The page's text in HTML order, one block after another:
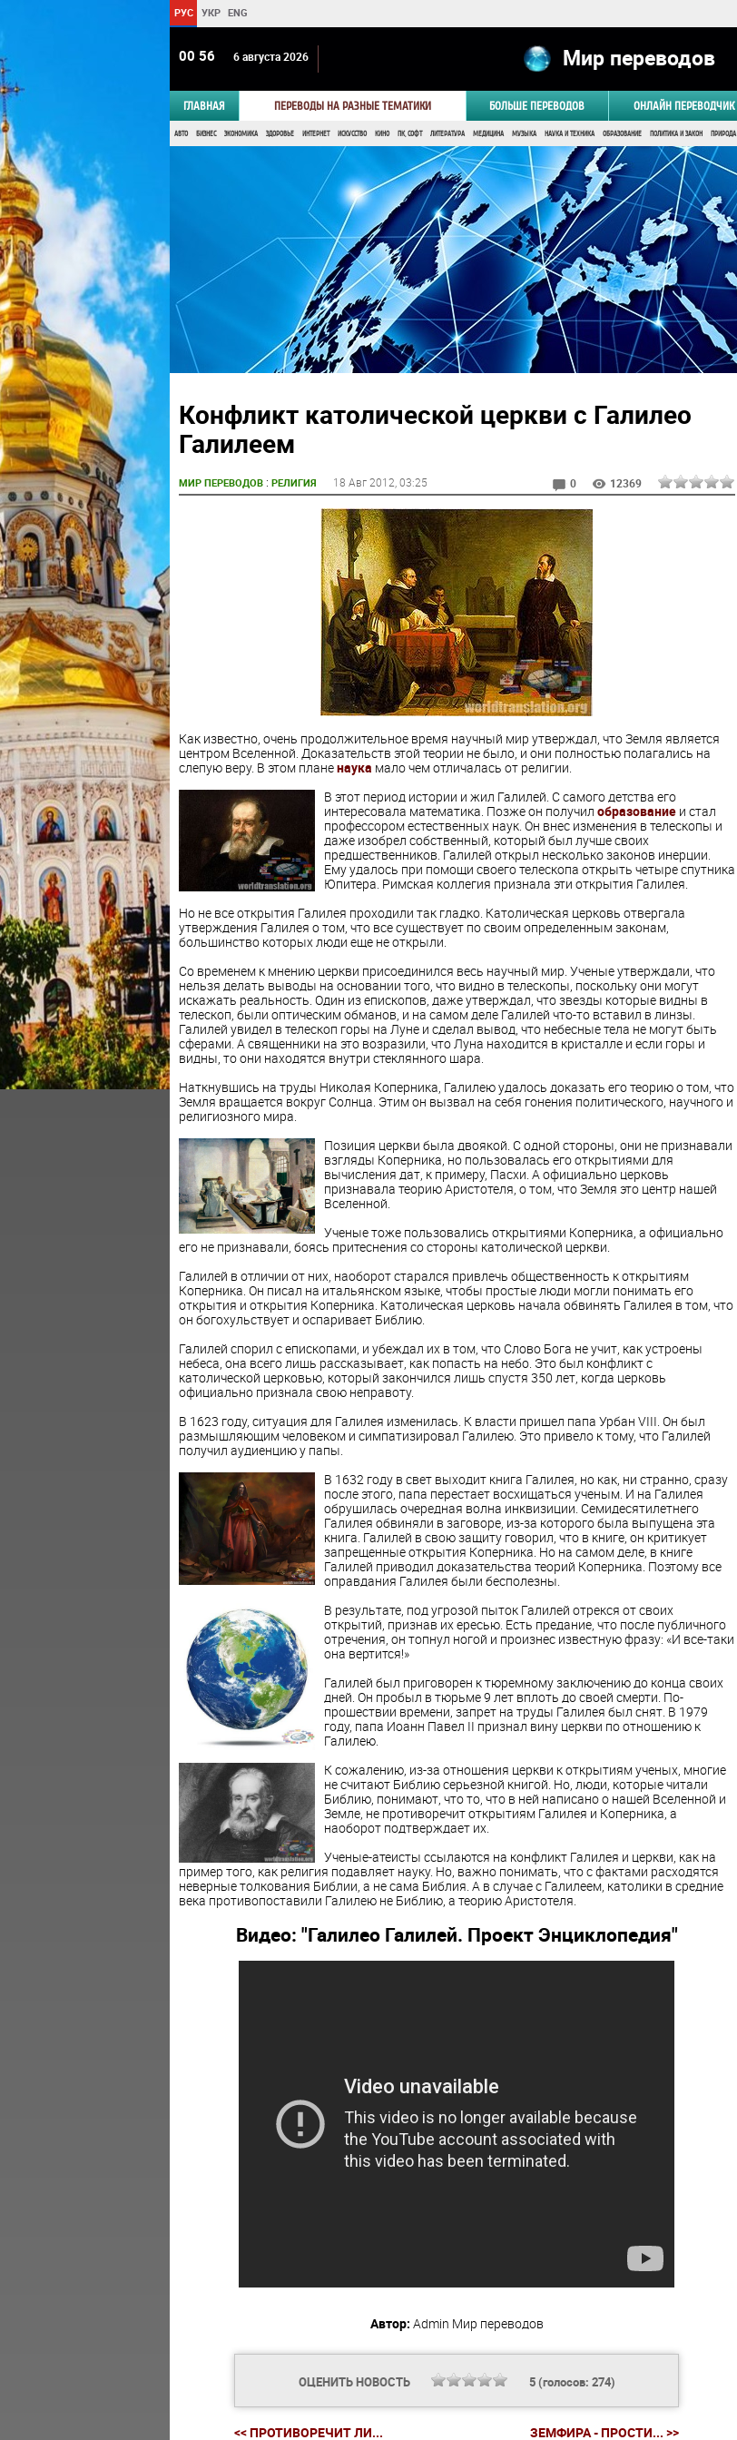
РУС УКР ENG
00:56 6 августа 2026 Мир переводов
ГЛАВНАЯ ПЕРЕВОДЫ НА РАЗНЫЕ ТЕМАТИКИ БОЛЬШЕ ПЕРЕВОДОВ ОНЛАЙН ПЕРЕВОДЧИК
АВТО БИЗНЕС ЭКОНОМИКА ЗДОРОВЬЕ ИНТЕРНЕТ ИСКУССТВО КИНО ПК, СОФТ ЛИТЕРАТУРА МЕДИЦИНА МУЗЫКА НАУКА И ТЕХНИКА ОБРАЗОВАНИЕ ПОЛИТИКА И ЗАКОН ПРИРОДА
Конфликт католической церкви с Галилео
Галилеем
МИР ПЕРЕВОДОВ: РЕЛИГИЯ 18 Авг 2012 , 03:25 0 12369
Как известно, очень продолжительное время научный мир утверждал, что Земля является
центром Вселенной. Доказательств этой теории не было, и они полностью полагались на
слепую веру. В этом планенаука мало чем отличалась от религии.
В этот период истории и жил Галилей. С самого детства его
интересовала математика. Позже он получил образованиеи стал
профессором естественных наук. Он внес изменения в телескопы и
даже изобрел собственный, который был лучше своих
предшественников. Галилей открыл несколько законов инерции.
Ему удалось при помощи своего телескопа открыть четыре спутника
Юпитера. Римская коллегия признала эти открытия Галилея.
Но не все открытия Галилея проходили так гладко. Католическая церковь отвергала
утверждения Галилея о том, что все существует по своим определенным законам,
большинство которых люди еще не открыли.
Со временем к мнению церкви присоединился весь научный мир. Ученые утверждали, что
нельзя делать выводы на основании того, что видно в телескопы, поскольку они могут
искажать реальность. Один из епископов, даже утверждал, что звезды которые видны в
телескоп, были оптическим обманов, и на самом деле Галилей что-то вставил в линзы.
Галилей увидел в телескоп горы на Луне и сделал вывод, что небесные тела не могут быть
сферами. А священники на это возразили, что Луна находится в кристалле и если горы и
видны, то они находятся внутри стеклянного шара.
Наткнувшись на труды Николая Коперника, Галилею удалось доказать его теорию о том, что
Земля вращается вокруг Солнца. Этим он вызвал на себя гонения политического, научного и
религиозного мира.
Позиция церкви была двоякой. С одной стороны, они не признавали
взгляды Коперника, но пользовалась его открытиями для
вычисления дат, к примеру, Пасхи. А официально церковь
признавала теорию Аристотеля, о том, что Земля это центр нашей
Вселенной.
Ученые тоже пользовались открытиями Коперника, а официально
его не признавали, боясь притеснения со стороны католической церкви.
Галилей в отличии от них, наоборот старался привлечь общественность к открытиям
Коперника. Он писал на итальянском языке, чтобы простые люди могли понимать его
открытия и открытия Коперника. Католическая церковь начала обвинять Галилея в том, что
он богохульствует и оспаривает Библию.
Галилей спорил с епископами, и убеждал их в том, что Слово Бога не учит, как устроены
небеса, она всего лишь рассказывает, как попасть на небо. Это был конфликт с
католической церковью, который закончился лишь спустя 350 лет, когда церковь
официально признала свою неправоту.
В 1623 году, ситуация для Галилея изменилась. К власти пришел папа Урбан VIII. Он был
размышляющим человеком и симпатизировал Галилею. Это привело к тому, что Галилей
получил аудиенцию у папы.
В 1632 году в свет выходит книга Галилея, но как, ни странно, сразу
после этого, папа перестает восхищаться ученым. И на Галилея
обрушилась очередная волна инквизиции. Семидесятилетнего
Галилея обвиняли в заговоре, из-за которого была выпущена эта
книга. Галилей в свою защиту говорил, что в книге, он критикует
запрещенные открытия Коперника. Но на самом деле, в книге
Галилей приводил доказательства теорий Коперника. Поэтому все
оправдания Галилея были бесполезны.
В результате, под угрозой пыток Галилей отрекся от своих
открытий, признав их ересью. Есть предание, что после публичного
отречения, он топнул ногой и произнес известную фразу: «И все-таки
она вертится!»
Галилей был приговорен к тюремному заключению до конца своих
дней. Он пробыл в тюрьме 9 лет вплоть до своей смерти. По-
прошествии времени, запрет на труды Галилея был снят. В 1979
году, папа Иоанн Павел II признал вину церкви по отношению к
Галилею.
К сожалению, из-за отношения церкви к открытиям ученых, многие
не считают Библию серьезной книгой. Но, люди, которые читали
Библию, понимают, что то, что в ней написано о нашей Вселенной и
Земле, не противоречит открытиям Галилея и Коперника, а
наоборот подтверждает их.
Ученые-атеисты ссылаются на конфликт Галилея и церкви, как на
пример того, как религия подавляет науку. Но, важно понимать, что с фактами расходятся
неверные толкования Библии, а не сама Библия. А в случае с Галилеем, католики в средние
века противопоставили Галилею не Библию, а теорию Аристотеля.
Видео: "Галилео Галилей. Проект Энциклопедия"
Автор: Admin Мир переводов
ОЦЕНИТЬ НОВОСТЬ 5(голосов: 274)
<< ПРОТИВОРЕЧИТ ЛИ... ЗЕМФИРА - ПРОСТИ... >>